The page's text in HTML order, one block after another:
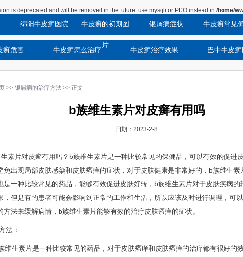
is deprecated and will be removed in the future: use mysqli or PDO instead in /home/
绵阳牛皮癣医院 牛皮癣的初期图
片
银屑病症状 牛皮癣常见
癣危害 牛皮癣怎么治疗 牛皮癣治疗效果 巴中牛皮癣
>> 银屑病的治疗方法 >> 正文
b族维生素片对皮癣有用吗
日期：2023-2-8
素片对皮癣有用吗？b族维生素片是一种比较常见的保健品，可以有效的促进
免出现局部皮肤感染和皮肤瘙痒的症状，对于皮肤健康是非常好的，b族维生素
是一种比较常见的药品，能够有效促进皮肤好转，b族维生素片对于皮肤疾病的
，但是有的患者可能会影响到正常的工作和生活，所以应该及时进行调理，可
方法来缓解病情，b族维生素片能够有效的治疗皮肤瘙痒的症状。
法：
维生素片是一种比较常见的药品，对于皮肤瘙痒和皮肤瘙痒的治疗都有很好的